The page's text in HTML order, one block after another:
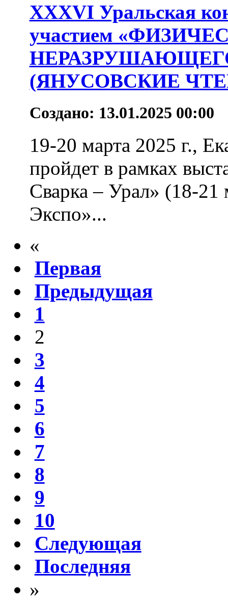
XXXVI Уральская
участием
(ЯНУСОВСКИЕ
Создано: 13.01.2025 00:00
19-20 марта 2025 г.,
пройдет в рамках
Сварка – Урал» (18-21
Экспо»...
«
Первая
Предыдущая
1
2
3
4
5
6
7
8
9
10
Следующая
Последняя
»